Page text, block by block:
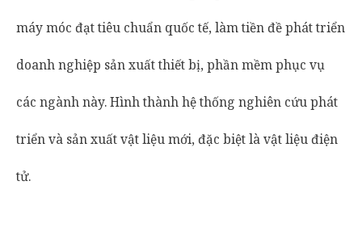
máy móc đạt tiêu chuẩn quốc tế, làm tiền đề phát triển
doanh nghiệp sản xuất thiết bị, phần mềm phục vụ
các ngành này. Hình thành hệ thống nghiên cứu phát
triển và sản xuất vật liệu mới, đặc biệt là vật liệu điện
tử.